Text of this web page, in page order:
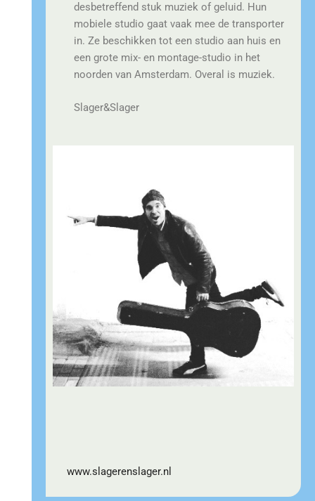
desbetreffend stuk muziek of geluid. Hun
mobiele studio gaat vaak mee de transporter
in. Ze beschikken tot een studio aan huis en
een grote mix- en montage-studio in het
noorden van Amsterdam. Overal is muziek.
Slager&Slager
www.slagerenslager.nl